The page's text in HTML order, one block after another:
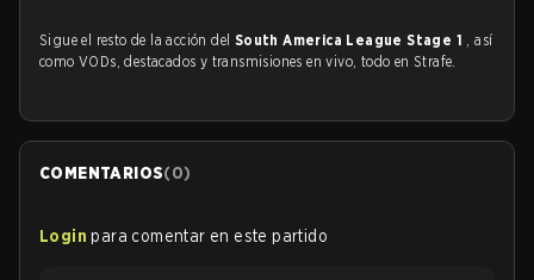
Sigue el resto de la acción del South America League Stage 1 , así
como VODs, destacados y transmisiones en vivo, todo en Strafe.
COMENTARIOS(0)
Login para comentar en este partido